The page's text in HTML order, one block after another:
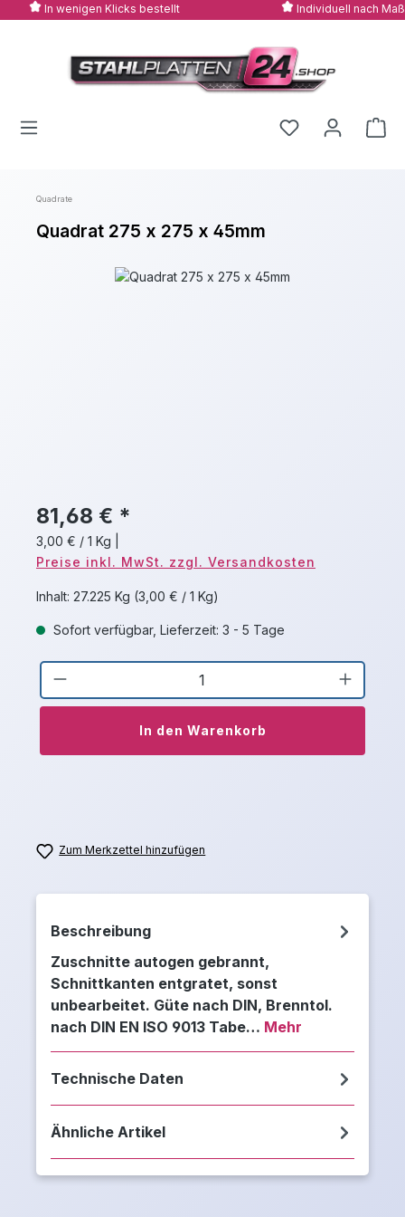
Zum Hauptinhalt springen
In wenigen Klicks bestellt Individuell nach Maß
Quadrate
Quadrat 275 x 275 x 45mm
Bildergalerie überspringen
81,68 € *
3,00 € / 1 Kg
Preise inkl. MwSt. zzgl. Versandkosten
Inhalt: 27.225 Kg (3,00 € / 1 Kg)
Sofort verfügbar, Lieferzeit: 3 - 5 Tage
Produkt Anzahl: Gib den
In den Warenkorb
Zum Merkzettel hinzufügen
Beschreibung
Zuschnitte autogen gebrannt,
Schnittkanten entgratet, sonst
unbearbeitet. Güte nach DIN, Brenntol.
nach DIN EN ISO 9013 Tabe… Mehr
Technische Daten
Ähnliche Artikel